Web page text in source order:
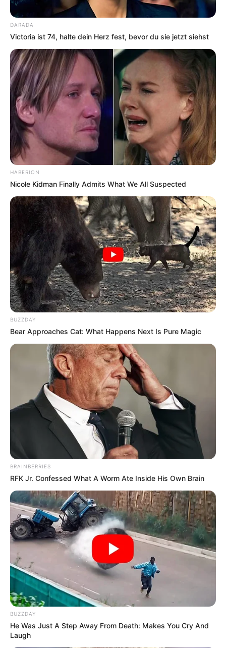
einer ganz besonderen Perspektive kennenlernen.
Informationen unterwww.5-seen-fahrt.de.
Jagdpavillon Eutin bzw. Jagdschloss Sielbeck - Das
in der Holsteinischen Schweiz am reizvollen
Ukleisee stehende Barockschlösschen ist
zusammen mit der dazugehörenden Parkanlage ein
besonderes architektonisches Kleinod. Die liebevoll
gepflegte Anlage wird für Veranstaltungen genutzt
und kann in den Sommermonaten auch im Inneren
besichtigt werden. Informationen unter
de.wikipedia.
org/wiki/
Jagdpavillon (Eutin).
Findlingsgarten in Malente - In einer Parkanlage in
Malente-Kreuzfeld gibt es steinerne
Hierzu gehört auch der 4 Meter hohe Wandhoff-
Findling. Weitere Informationen mit der
Internetsuche:Findlingsgarten Malente.
Tews-Kate in Bad Malente-Gremsmühlen - In einem
Waldstück im Nordwesten von Malente steht die
ursprünglich im Jahr 1634 erbaute Tews-Kate. Sie
ist die älteste erhaltene Räucherkate in Ostholstein
und wird als Heimatmuseum genutzt. Informationen
unter
de.wikipedia.org/wiki/Tews-Kate.
Endmoränenlandschaft, die durch niedrige Hügel
Natur viele Reize sondern es gibt auch mehrere
sehenswerte Schlösser und Gutshöfe, die lohnende
Ziele für den Ausflug und die Kurzreise sind.
Informationen unterde.wikipedia.org/wiki/
che Schweiz.
Ostseetherme - Eine Bade-, Sauna- und
Erlebniswelt, unmittelbar am Strand, zwischen
Scharbeutz und Timmendorfer Strand. Informationen
www.ostsee-therme.de.
Vogelpark Niendorf - Der natürlichste Vogelpark
Deutschlands mit rund 350 verschiedenen
Vogelarten am Timmendorfer Strand. Informationen
unterwww.vogelpark-niendorf.de.
Karls Erlebnisdorf in Warnsdorf - Am Hemmelsdorfer
See, nahe Timmendorfer Strand, erwartet Karls
Erlebniswelt die großen und kleinen Besucher. Eine
Kombination aus Abenteuerspielplatz,
Erlebnisgastronomie und ländlicher Idylle sorgt hier
für Spiel und Abwechslung. Außerdem stehen fast
täglich besondere Überraschungen auf dem
Programm, die vorab auf der Homepage im
Erlebniskalender angekündigt werden.
DARADA
Victoria ist 74, halte dein Herz fest, bevor du sie jetzt siehst
HABERION
Nicole Kidman Finally Admits What We All Suspected
BUZZDAY
Bear Approaches Cat: What Happens Next Is Pure Magic
BRAINBERRIES
RFK Jr. Confessed What A Worm Ate Inside His Own Brain
BUZZDAY
He Was Just A Step Away From Death: Makes You Cry And
Laugh